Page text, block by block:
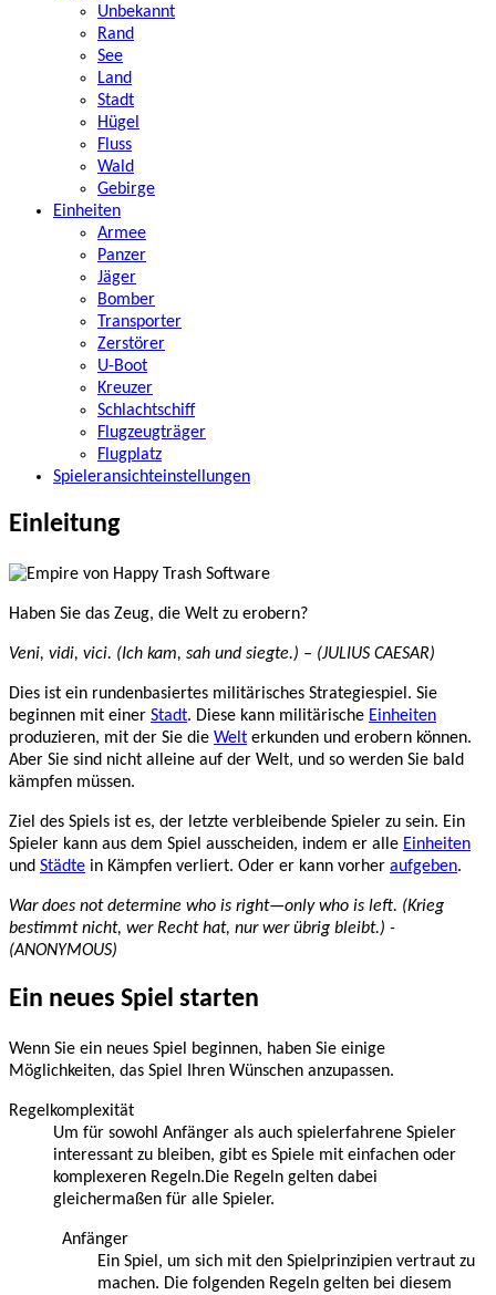
Unbekannt
Rand
See
Land
Stadt
Hügel
Fluss
Wald
Gebirge
Einheiten
Armee
Panzer
Jäger
Bomber
Transporter
Zerstörer
U-Boot
Kreuzer
Schlachtschiff
Flugzeugträger
Flugplatz
Spieleransichteinstellungen
Einleitung
Haben Sie das Zeug, die Welt zu erobern?
Veni, vidi, vici. (Ich kam, sah und siegte.) – (JULIUS CAESAR)
Dies ist ein rundenbasiertes militärisches Strategiespiel. Sie
beginnen mit einer Stadt. Diese kann militärische Einheiten
produzieren, mit der Sie die Welt erkunden und erobern können.
Aber Sie sind nicht alleine auf der Welt, und so werden Sie bald
kämpfen müssen.
Ziel des Spiels ist es, der letzte verbleibende Spieler zu sein. Ein
Spieler kann aus dem Spiel ausscheiden, indem er alle Einheiten
und Städte in Kämpfen verliert. Oder er kann vorher aufgeben.
War does not determine who is right—only who is left. (Krieg
bestimmt nicht, wer Recht hat, nur wer übrig bleibt.) -
(ANONYMOUS)
Ein neues Spiel starten
Wenn Sie ein neues Spiel beginnen, haben Sie einige
Möglichkeiten, das Spiel Ihren Wünschen anzupassen.
Regelkomplexität
Um für sowohl Anfänger als auch spielerfahrene Spieler
interessant zu bleiben, gibt es Spiele mit einfachen oder
komplexeren Regeln.Die Regeln gelten dabei
gleichermaßen für alle Spieler.
Anfänger
Ein Spiel, um sich mit den Spielprinzipien vertraut zu
machen. Die folgenden Regeln gelten bei diesem